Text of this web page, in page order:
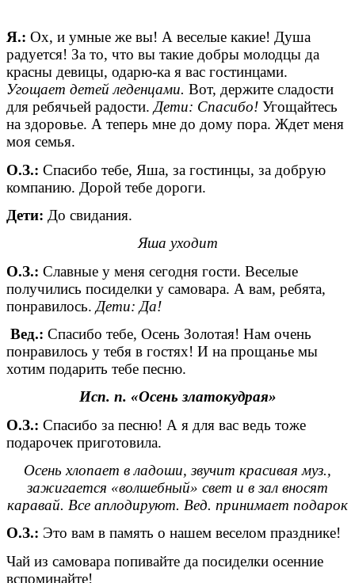
Я.: Ох, и умные же вы! А веселые какие! Душа
радуется! За то, что вы такие добры молодцы да
красны девицы, одарю-ка я вас гостинцами.
Угощает детей леденцами. Вот, держите сладости
для ребячьей радости.Дети: Спасибо! Угощайтесь
на здоровье. А теперь мне до дому пора. Ждет меня
моя семья.
О.З.: Спасибо тебе, Яша, за гостинцы, за добрую
компанию. Дорой тебе дороги.
Дети: До свидания.
Яша уходит
О.З.: Славные у меня сегодня гости. Веселые
получились посиделки у самовара. А вам, ребята,
понравилось. Дети: Да!
Вед.: Спасибо тебе, Осень Золотая! Нам очень
понравилось у тебя в гостях! И на прощанье мы
хотим подарить тебе песню.
Исп. п. «Осень златокудрая»
О.З.: Спасибо за песню! А я для вас ведь тоже
подарочек приготовила.
Осень хлопает в ладоши, звучит красивая муз.,
зажигается «волшебный» свет и в зал вносят
каравай. Все аплодируют. Вед. принимает подарок
О.З.: Это вам в память о нашем веселом празднике!
Чай из самовара попивайте да посиделки осенние
вспоминайте!